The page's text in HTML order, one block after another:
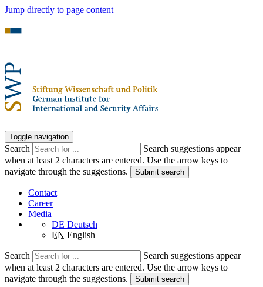
Jump directly to page content
Toggle navigation
Search
Search suggestions appear
when at least 2 characters are entered. Use the arrow keys to
navigate through the suggestions.
Submit search
Contact
Career
Media
DE Deutsch
EN English
Search
Search suggestions appear
when at least 2 characters are entered. Use the arrow keys to
navigate through the suggestions.
Submit search